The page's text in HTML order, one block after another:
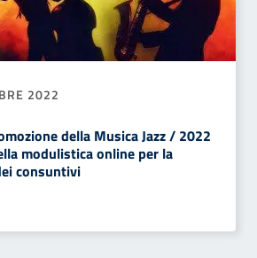
2022
della Musica Jazz / 2022
modulistica online per la
consuntivi